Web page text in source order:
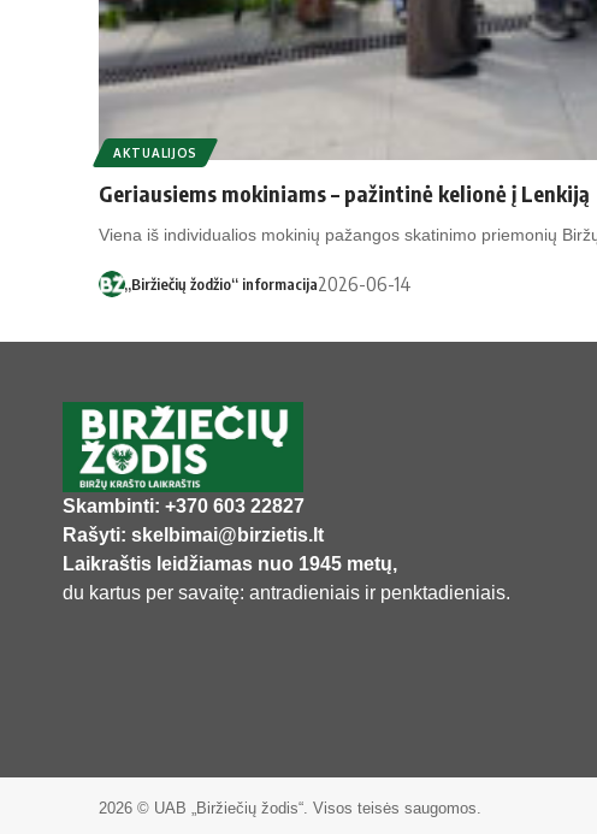
AKTUALIJOS
Geriausiems mokiniams – pažintinė kelionė į Lenkiją
Viena iš individualios mokinių pažangos skatinimo priemonių
„Biržiečių žodžio“ informacija2026-06-14
Skambinti: +370 603 22827
Rašyti: skelbimai@birzietis.lt
Laikraštis leidžiamas nuo 1945 metų,
du kartus per savaitę: antradieniais ir penktadieniais.
2026 © UAB „Biržiečių žodis“. Visos teisės saugomos.